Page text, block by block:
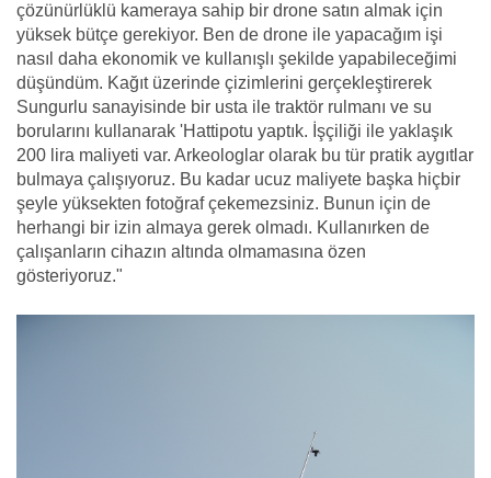
çözünürlüklü kameraya sahip bir drone satın almak için
yüksek bütçe gerekiyor. Ben de drone ile yapacağım işi
nasıl daha ekonomik ve kullanışlı şekilde yapabileceğimi
düşündüm. Kağıt üzerinde çizimlerini gerçekleştirerek
Sungurlu sanayisinde bir usta ile traktör rulmanı ve su
borularını kullanarak 'Hattipotu yaptık. İşçiliği ile yaklaşık
200 lira maliyeti var. Arkeologlar olarak bu tür pratik aygıtlar
bulmaya çalışıyoruz. Bu kadar ucuz maliyete başka hiçbir
şeyle yüksekten fotoğraf çekemezsiniz. Bunun için de
herhangi bir izin almaya gerek olmadı. Kullanırken de
çalışanların cihazın altında olmamasına özen
gösteriyoruz."